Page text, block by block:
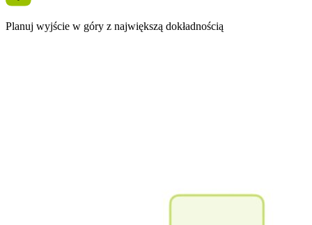
Planuj wyjście w góry z największą dokładnością